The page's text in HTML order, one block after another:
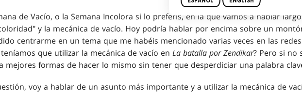
de Vacío, o la Semana Incolora si lo preferís, en la que vamos a hablar
y la mecánica de vacío. Hoy podría hablar por encima sobre un
centrarme en un tema que me habéis mencionado varias veces en las redes
que utilizar la mecánica de vacío en La batalla por Zendikar? Pero si no
mejores formas de hacer lo mismo sin tener que desperdiciar una palabra
voy a hablar de un asunto más importante y a utilizar la mecánica de